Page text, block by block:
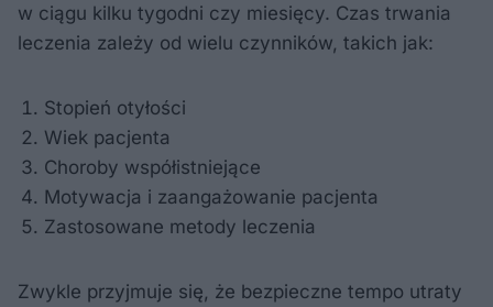
w ciągu kilku tygodni czy miesięcy. Czas trwania
leczenia zależy od wielu czynników, takich jak:
Stopień otyłości
Wiek pacjenta
Choroby współistniejące
Motywacja i zaangażowanie pacjenta
Zastosowane metody leczenia
Zwykle przyjmuje się, że bezpieczne tempo utraty